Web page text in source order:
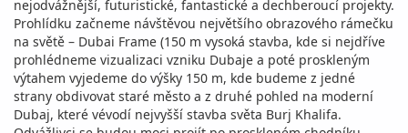
nejodvážnější, futuristické, fantastické a dechberoucí projekty.
Prohlídku začneme návštěvou největšího obrazového rámečku
na světě – Dubai Frame (150 m vysoká stavba, kde si nejdříve
prohlédneme vizualizaci vzniku Dubaje a poté proskleným
výtahem vyjedeme do výšky 150 m, kde budeme z jedné
strany obdivovat staré město a z druhé pohled na moderní
Dubaj, které vévodí nejvyšší stavba světa Burj Khalifa.